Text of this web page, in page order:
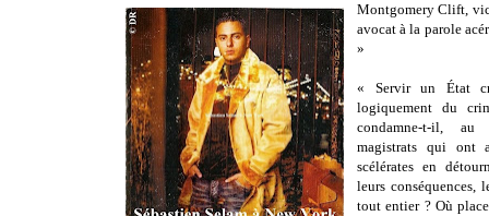
Montgomery Clift,
avocat à la parole
»
« Servir un État
logiquement du
condamne-t-il,
magistrats qui ont
scélérates en
leurs conséquences,
tout entier ? Où